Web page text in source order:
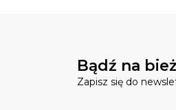
Bądź na
Zapisz się do